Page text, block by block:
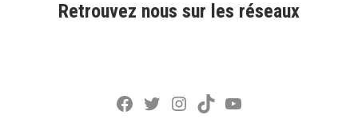
Retrouvez nous sur les réseaux
Facebook
Twitter
Instagram
TikTokYouTube